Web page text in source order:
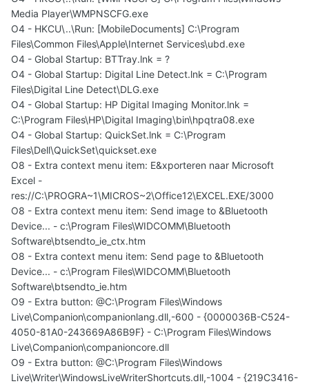
Media Player\WMPNSCFG.exe
O4 - HKCU\..\Run: [MobileDocuments] C:\Program
Files\Common Files\Apple\Internet Services\ubd.exe
O4 - Global Startup: BTTray.lnk = ?
O4 - Global Startup: Digital Line Detect.lnk = C:\Program
Files\Digital Line Detect\DLG.exe
O4 - Global Startup: HP Digital Imaging Monitor.lnk =
C:\Program Files\HP\Digital Imaging\bin\hpqtra08.exe
O4 - Global Startup: QuickSet.lnk = C:\Program
Files\Dell\QuickSet\quickset.exe
O8 - Extra context menu item: E&xporteren naar Microsoft
Excel -
res://C:\PROGRA~1\MICROS~2\Office12\EXCEL.EXE/3000
O8 - Extra context menu item: Send image to &Bluetooth
Device... - c:\Program Files\WIDCOMM\Bluetooth
Software\btsendto_ie_ctx.htm
O8 - Extra context menu item: Send page to &Bluetooth
Device... - c:\Program Files\WIDCOMM\Bluetooth
Software\btsendto_ie.htm
O9 - Extra button: @C:\Program Files\Windows
Live\Companion\companionlang.dll,-600 - {0000036B-C524-
4050-81A0-243669A86B9F} - C:\Program Files\Windows
Live\Companion\companioncore.dll
O9 - Extra button: @C:\Program Files\Windows
Live\Writer\WindowsLiveWriterShortcuts.dll,-1004 - {219C3416-